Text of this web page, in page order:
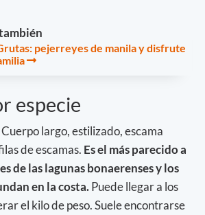
pejerreyes de manila y disfrute
especie
largo, estilizado, escama
de escamas. Es el más parecido a
de las lagunas bonaerenses y los
en la costa.Puede llegar a los
el kilo de peso. Suele encontrarse